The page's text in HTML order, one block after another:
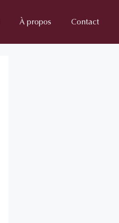
À propos Contact